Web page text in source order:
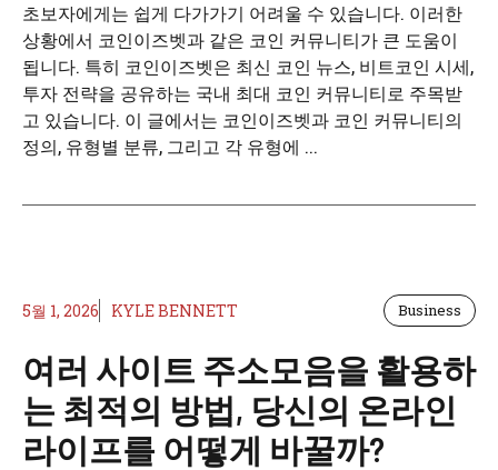
초보자에게는 쉽게 다가가기 어려울 수 있습니다. 이러한
상황에서 코인이즈벳과 같은 코인 커뮤니티가 큰 도움이
됩니다. 특히 코인이즈벳은 최신 코인 뉴스, 비트코인 시세,
투자 전략을 공유하는 국내 최대 코인 커뮤니티로 주목받
고 있습니다. 이 글에서는 코인이즈벳과 코인 커뮤니티의
정의, 유형별 분류, 그리고 각 유형에 ...
5월 1, 2026 KYLE BENNETT Business
여러 사이트 주소모음을 활용하
는 최적의 방법, 당신의 온라인
라이프를 어떻게 바꿀까?